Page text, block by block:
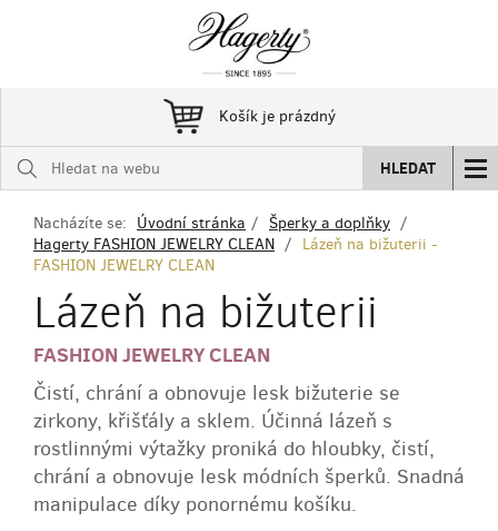
Košík je prázdný
HLEDAT
Nacházíte se: Úvodní stránka
Šperky a doplňky
Hagerty FASHION JEWELRY CLEAN
Lázeň na bižuterii -
FASHION JEWELRY CLEAN
Lázeň na bižuterii
FASHION JEWELRY CLEAN
Čistí, chrání a obnovuje lesk bižuterie se
zirkony, křišťály a sklem. Účinná lázeň s
rostlinnými výtažky proniká do hloubky, čistí,
chrání a obnovuje lesk módních šperků. Snadná
manipulace díky ponornému košíku.